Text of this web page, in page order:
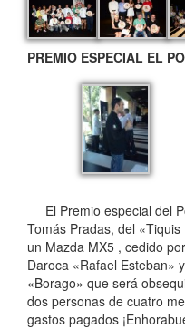
PREMIO ESPECIAL EL
El Premio especial del
Tomás Pradas, del
un Mazda MX5 , cedido
Daroca «Rafael Esteban»
«Borago» que será
dos personas de cuatro
gastos pagados